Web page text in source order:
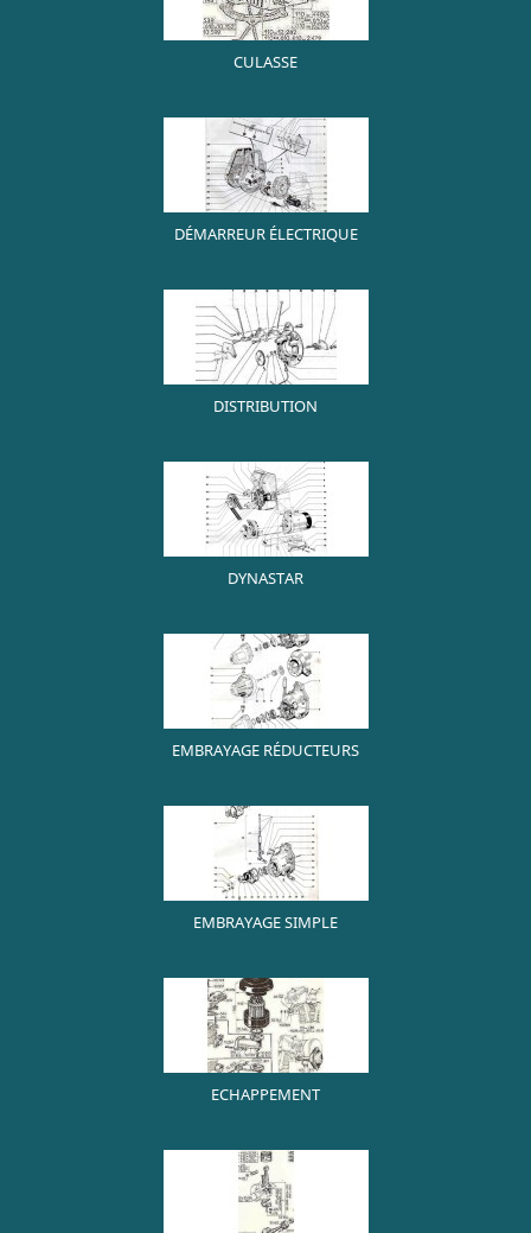
CULASSE
DÉMARREUR ÉLECTRIQUE
DISTRIBUTION
DYNASTAR
EMBRAYAGE RÉDUCTEURS
EMBRAYAGE SIMPLE
ECHAPPEMENT